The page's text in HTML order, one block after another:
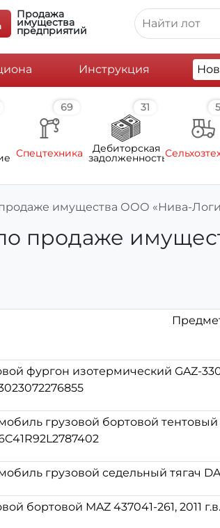
Продажа
имущества
предприятий
Инструкция
69
Спецтехника
31
Дебиторская
задолженность
имущества ООО «Нива-
продаже
фургон изотермический GAZ-
грузовой бортовой тентовый
грузовой седельный тягач
бортовой MAZ 437041-261, 2011